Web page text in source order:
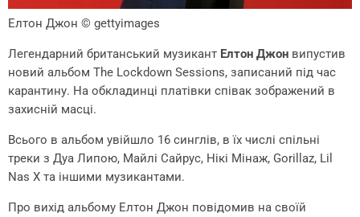
Елтон Джон © gettyimages
Легендарний британський музикант Елтон Джон випустив
новий альбом The Lockdown Sessions, записаний під час
карантину. На обкладинці платівки співак зображений в
захисній масці.
Всього в альбом увійшло 16 синглів, в їх числі спільні
треки з Дуа Липою, Майлі Сайрус, Нікі Мінаж, Gorillaz, Lil
Nas X та іншими музикантами.
Про вихід альбому Елтон Джон повідомив на своїй